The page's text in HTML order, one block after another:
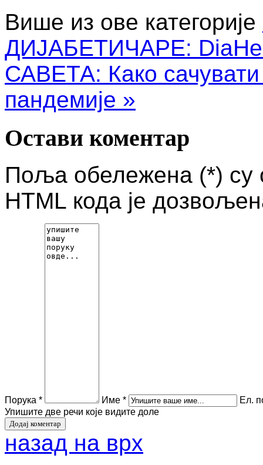
Више из ове категорије
ДИЈАБЕТИЧАРЕ:
САВЕТА: Како
пандемије »
Остави коментар
Поља обележена (*) су
HTML кода је
Порука * Име *
Ел.
Упишите две речи које видите доле
назад на врх